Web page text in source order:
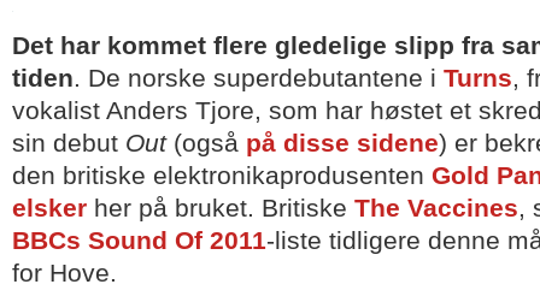
Det har kommet flere gledelige slipp fra
tiden. De norske superdebutantene i Turns,
vokalist Anders Tjore, som har høstet et
sin debut Out(også på disse sidene) er
den britiske elektronikaprodusenten Gold
elsker her på bruket. Britiske The Vaccines,
BBCs Sound Of 2011-liste tidligere denne
for Hove.